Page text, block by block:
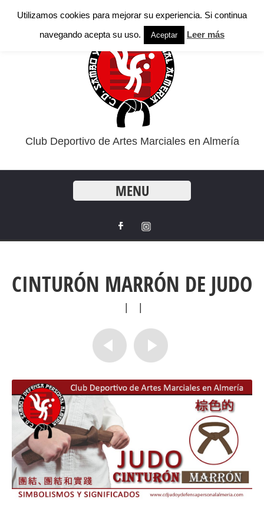
Club Deportivo de Artes Marciales en Almería
MENU
CINTURÓN MARRÓN DE JUDO
Utilizamos cookies para mejorar su experiencia. Si continua
navegando acepta su uso.
Aceptar Leer más